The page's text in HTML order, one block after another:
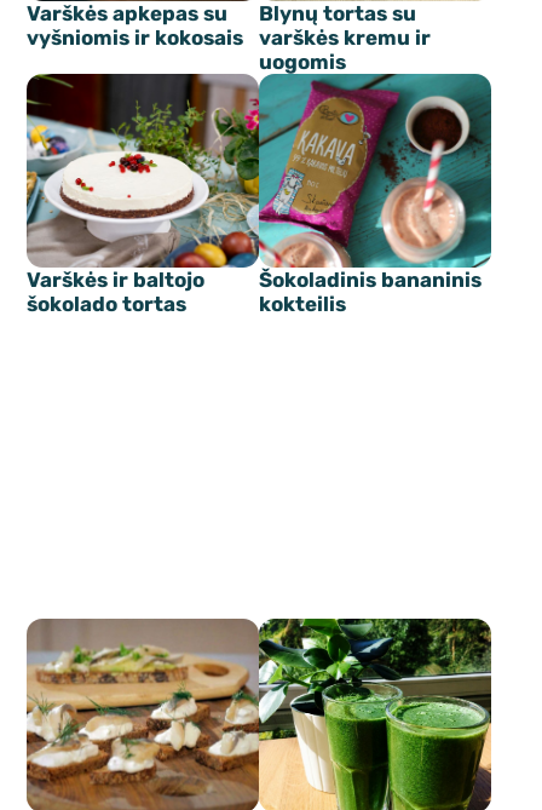
Varškės apkepas su
vyšniomis ir kokosais
Blynų tortas su
varškės kremu ir
uogomis
Varškės ir baltojo
šokolado tortas
Šokoladinis bananinis
kokteilis